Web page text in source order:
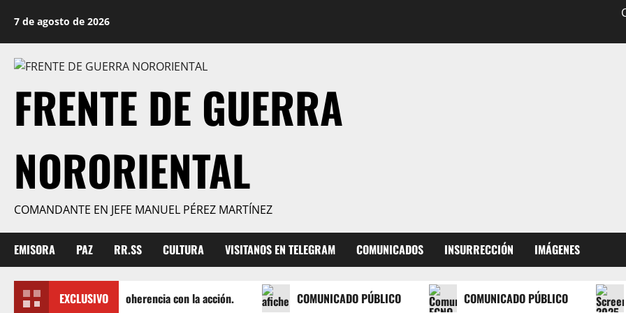
contenido
7 de agosto de 2026
FRENTE DE GUERRA
NORORIENTAL
COMANDANTE EN JEFE MANUEL PÉREZ MARTÍNEZ
EMISORA PAZ RR.SS CULTURA VISITANOS EN TELEGRAM COMUNICADOS INSURRECCIÓN IMÁGENES
EXCLUSIVO
Pronunciamiento. Coherencia con la acción. COMUNICADO PÚBLICO COMUNICADO PÚBLICO